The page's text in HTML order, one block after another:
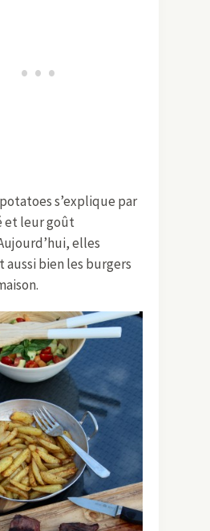
s’explique par
et leur goût
elles
aussi bien les burgers